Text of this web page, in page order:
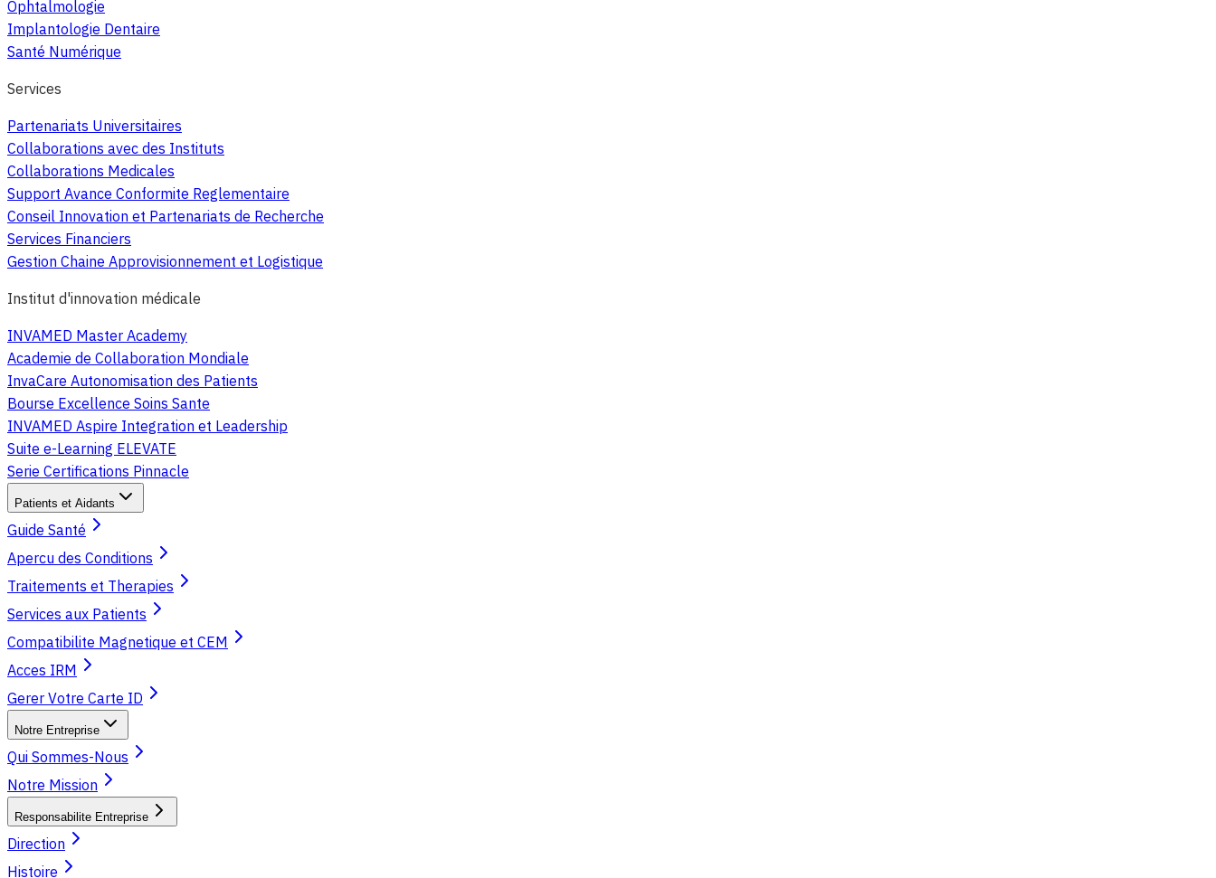
Ophtalmologie
Implantologie Dentaire
Santé Numérique
Services
Partenariats Universitaires
Collaborations avec des Instituts
Collaborations Medicales
Support Avance Conformite Reglementaire
Conseil Innovation et Partenariats de Recherche
Services Financiers
Gestion Chaine Approvisionnement et Logistique
Institut d'innovation médicale
INVAMED Master Academy
Academie de Collaboration Mondiale
InvaCare Autonomisation des Patients
Bourse Excellence Soins Sante
INVAMED Aspire Integration et Leadership
Suite e-Learning ELEVATE
Serie Certifications Pinnacle
Patients et Aidants
Guide Santé
Apercu des Conditions
Traitements et Therapies
Services aux Patients
Compatibilite Magnetique et CEM
Acces IRM
Gerer Votre Carte ID
Notre Entreprise
Qui Sommes-Nous
Notre Mission
Responsabilite Entreprise
Direction
Histoire